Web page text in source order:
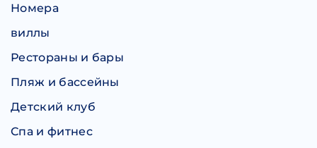
Номера
виллы
Рестораны и бары
Пляж и бассейны
Детский клуб
Спа и фитнес